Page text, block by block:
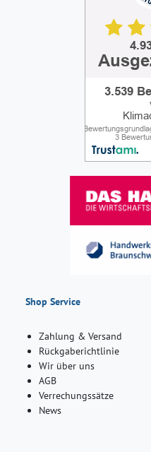
Shop Service
Zahlung & Versand
Rückgaberichtlinie
Wir über uns
AGB
Verrechungssätze
News